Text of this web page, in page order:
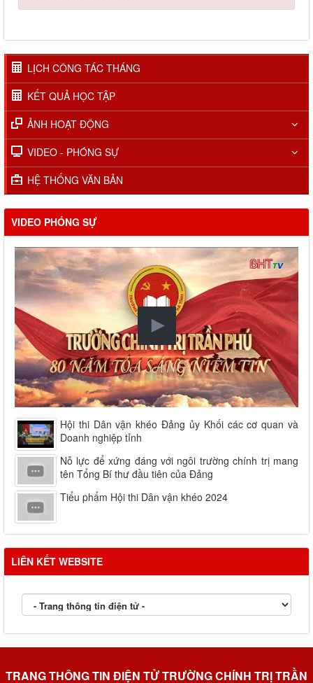
LỊCH CÔNG TÁC THÁNG
KẾT QUẢ HỌC TẬP
ẢNH HOẠT ĐỘNG
VIDEO - PHÓNG SỰ
HỆ THỐNG VĂN BẢN
VIDEO PHÓNG SỰ
Hội thi Dân vận khéo Đảng ủy Khối các cơ quan và
Doanh nghiệp tỉnh
Nỗ lực để xứng đáng với ngôi trường chính trị mang
tên Tổng Bí thư đầu tiên của Đảng
Tiểu phẩm Hội thi Dân vận khéo 2024
LIÊN KẾT WEBSITE
TRANG THÔNG TIN ĐIỆN TỬ TRƯỜNG CHÍNH TRỊ TRẦN